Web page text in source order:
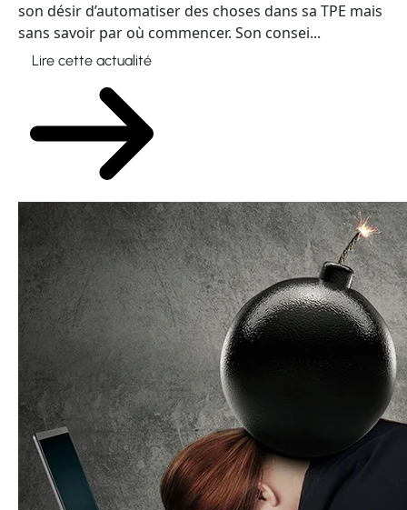
son désir d’automatiser des choses dans sa TPE mais
sans savoir par où commencer. Son consei...
Lire cette actualité